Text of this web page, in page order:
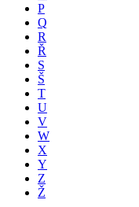
P
Q
R
Ř
S
Š
T
U
V
W
X
Y
Z
Ž